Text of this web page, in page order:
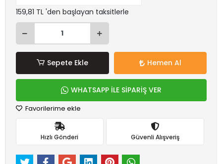
159,81 TL 'den başlayan taksitlerle
Sepete Ekle Hemen Al
WHATSAPP İLE SİPARİŞ VER
Favorilerime ekle
Hızlı Gönderi Güvenli Alışveriş